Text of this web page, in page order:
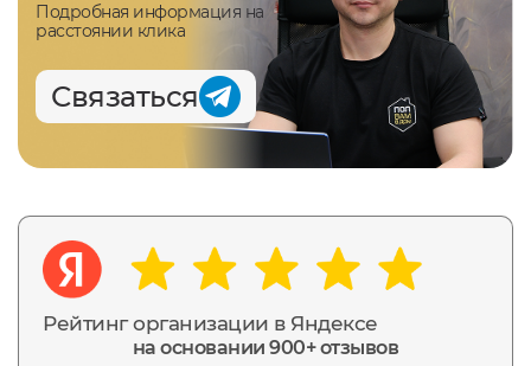
Рейтинг организации в Яндексе
на основании 900+ отзывов
Подробная информация на
расстоянии клика
Связаться